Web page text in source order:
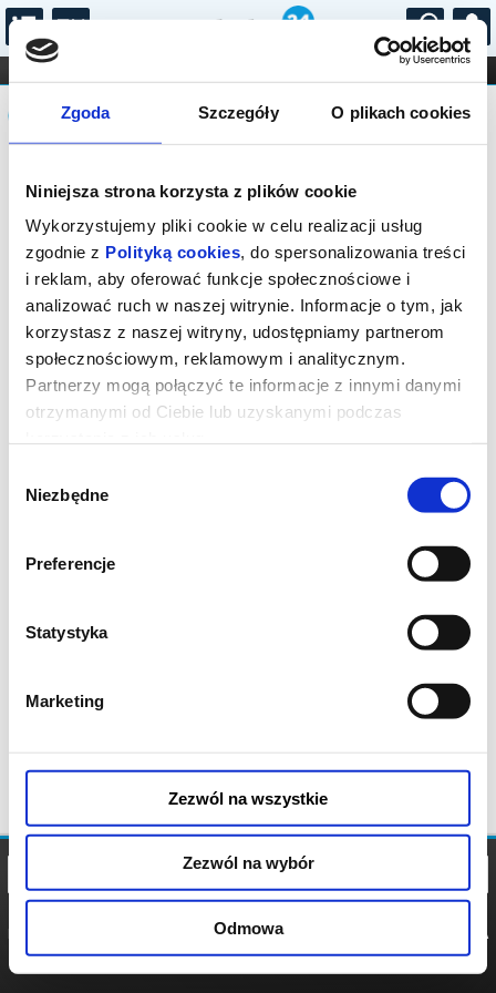
Zgoda Szczegóły O plikach cookies
Niniejsza strona korzysta z plików cookie
Wykorzystujemy pliki cookie w celu realizacji usług
zgodnie z Polityką cookies, do spersonalizowania treści
i reklam, aby oferować funkcje społecznościowe i
analizować ruch w naszej witrynie. Informacje o tym, jak
korzystasz z naszej witryny, udostępniamy partnerom
społecznościowym, reklamowym i analitycznym.
Partnerzy mogą połączyć te informacje z innymi danymi
otrzymanymi od Ciebie lub uzyskanymi podczas
zgody
Niezbędne
Preferencje
Statystyka
Marketing
Zezwól na wszystkie
Zezwól na wybór
Odmowa
...
FILHARMONIA OPERA I BALET
STAND-UP
DLA DZIECI
Komunikat
Sprzedaż biletów on-line na wydarzenie
została zakończona.
POLITYKA
POLITYKA